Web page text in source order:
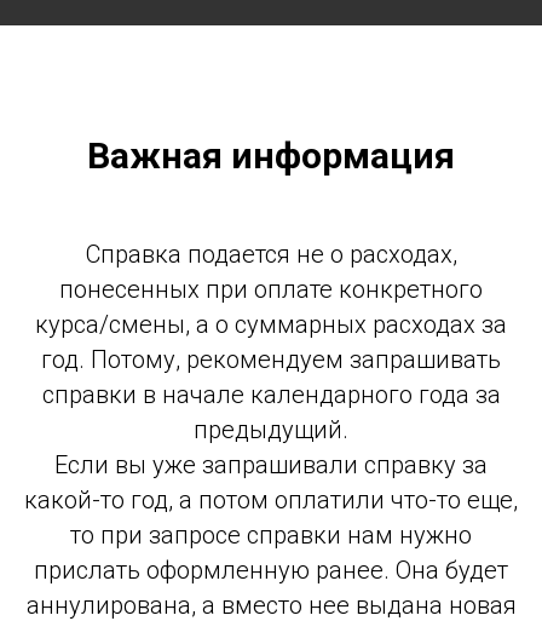
Важная информация
Справка подается не о расходах,
понесенных при оплате конкретного
курса/смены, а о суммарных расходах за
год. Потому, рекомендуем запрашивать
справки в начале календарного года за
предыдущий.
Если вы уже запрашивали справку за
какой-то год, а потом оплатили что-то еще,
то при запросе справки нам нужно
прислать оформленную ранее. Она будет
аннулирована, а вместо нее выдана новая